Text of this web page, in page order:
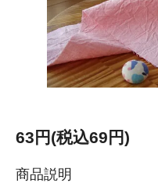
63円(税込69円)
商品説明